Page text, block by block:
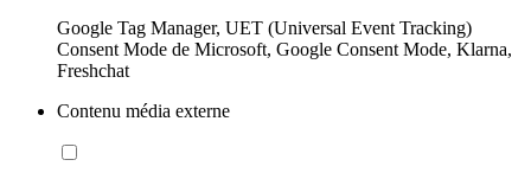
Google Tag Manager, UET (Universal Event Tracking)
Consent Mode de Microsoft, Google Consent Mode, Klarna,
Freshchat
Contenu média externe